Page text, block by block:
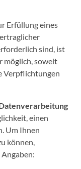
Erfüllung eines
sind, ist
möglich, soweit
Verpflichtungen
einen
Um Ihnen
können,